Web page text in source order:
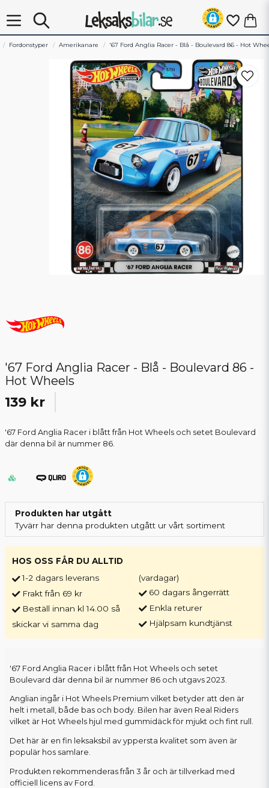
Fordonstyper Amerikanare '67 Ford Anglia Racer - Blå - Boulevard 86 - Hot
'67 Ford Anglia Racer - Blå - Boulevard 86 -
Hot Wheels
139 kr
'67 Ford Anglia Racer i blått från Hot Wheels och setet Boulevard
där denna bil är nummer 86.
Produkten har utgått
Tyvärr har denna produkten utgått ur vårt sortiment
HOS OSS FÅR DU ALLTID
1-2 dagars leverans
Frakt från 69 kr
Beställ innan kl 14.00 så
skickar vi samma dag
(vardagar)
60 dagars ångerrätt
Enkla returer
Hjälpsam kundtjänst
'67 Ford Anglia Racer i blått från Hot Wheels och setet
Boulevard där denna bil är nummer 86 och utgavs 2023.
Anglian ingår i Hot Wheels Premium vilket betyder att den är
helt i metall, både bas och body. Bilen har även Real Riders
vilket är Hot Wheels hjul med gummidäck för mjukt och fint rull.
Det här är en fin leksaksbil av yppersta kvalitet som även är
populär hos samlare.
Produkten rekommenderas från 3 år och är tillverkad med
officiell licens av Ford.